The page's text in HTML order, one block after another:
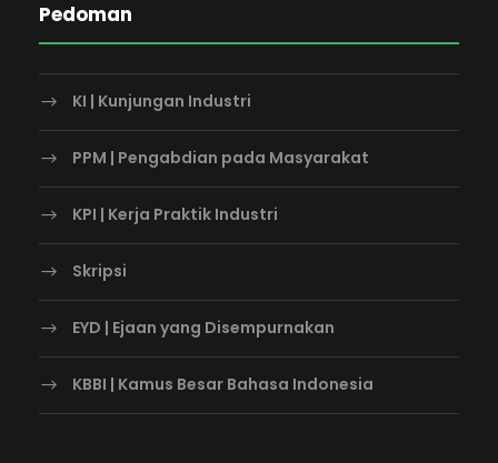
Pedoman
KI | Kunjungan Industri
PPM | Pengabdian pada Masyarakat
KPI | Kerja Praktik Industri
Skripsi
EYD | Ejaan yang Disempurnakan
KBBI | Kamus Besar Bahasa Indonesia